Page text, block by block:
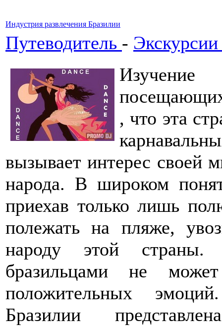
Индустрия развлечения Бразилии
Путеводитель -
, что эта
вызывает интерес своей
народа. В широком
приехав только лишь
полежать на пляже,
народу этой
бразильцами не
положительных
Бразилии